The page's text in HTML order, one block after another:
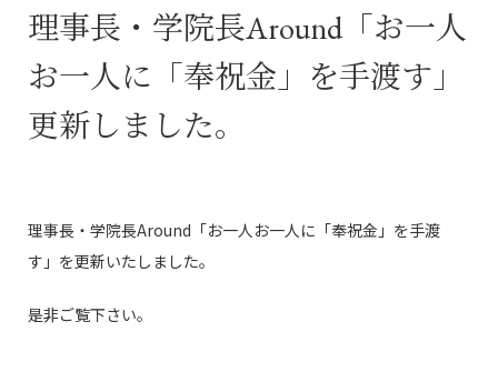
理事長・学院長Around「お一人
お一人に「奉祝金」を手渡す」
更新しました。
理事長・学院長Around「お一人お一人に「奉祝金」を手渡
す」を更新いたしました。
是非ご覧下さい。